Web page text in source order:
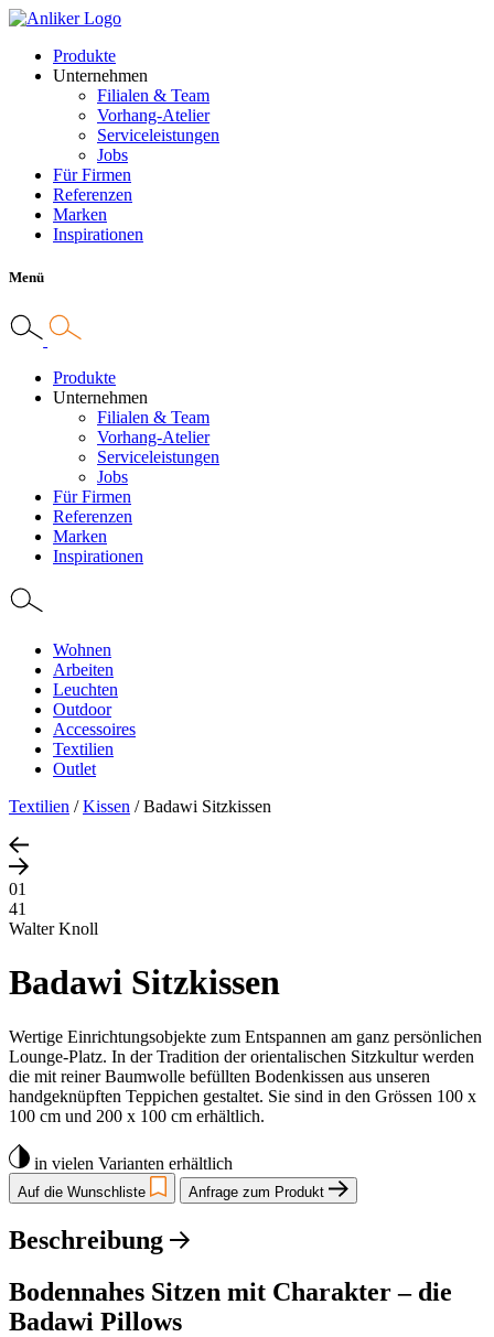
Produkte
Unternehmen
Filialen & Team
Vorhang-Atelier
Serviceleistungen
Jobs
Für Firmen
Referenzen
Marken
Inspirationen
Menü
Produkte
Unternehmen
Filialen & Team
Vorhang-Atelier
Serviceleistungen
Jobs
Für Firmen
Referenzen
Marken
Inspirationen
Wohnen
Arbeiten
Leuchten
Outdoor
Accessoires
Textilien
Outlet
Textilien /Kissen /Badawi Sitzkissen
01
41
Walter Knoll
Badawi Sitzkissen
Wertige Einrichtungsobjekte zum Entspannen am ganz persönlichen
Lounge-Platz. In der Tradition der orientalischen Sitzkultur werden
die mit reiner Baumwolle befüllten Bodenkissen aus unseren
handgeknüpften Teppichen gestaltet. Sie sind in den Grössen 100 x
100 cm und 200 x 100 cm erhältlich.
in vielen Varianten erhältlich
Auf die Wunschliste Anfrage zum Produkt
Beschreibung
Bodennahes Sitzen mit Charakter – die
Badawi Pillows